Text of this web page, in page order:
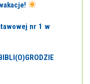
nr 1 w